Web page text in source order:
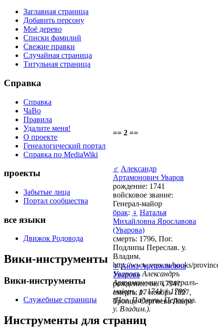
== 2 ==
♂ Александр
Артамонович Уваров
рождение: 1741
войсковое звание:
Генерал-майор
брак: ♀ Наталья
Михайловна Ярославова
(Уварова)
смерть: 1796, Пог.
Подлипы Переслав. у.
Владим.
http://www.vrev.ru/books/
Уваровъ Александръ
Артамоновичъ, генералъ-
маiоръ, р. 1741 † 1796
(Пог. Подлипы Переслав.
у. Владим.).
♀ Анна Артамоновна
Уварова
рождение: ок. 1754?
смерть: 17 ноябрь 1827,
Троице-Сергиева Лавра
Заглавная страница
Добавить персону
Моё дерево
Списки фамилий
Свежие правки
Случайная страница
Титульная страница
Справка
Справка
ЧаВо
Правила
Удалите меня!
О проекте
Генеалогический портал
Справка по MediaWiki
проекты
Забытые лица
Портал сообщества
все языки
Движок Родовода
Вики-инструменты
Вики-инструменты
Служебные страницы
Инструменты для страниц